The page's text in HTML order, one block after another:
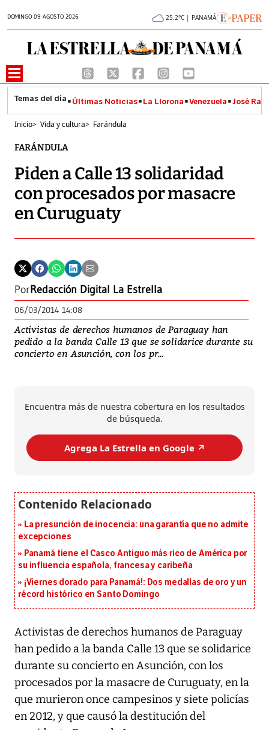
DOMINGO 09 AGOSTO 2026 25.2°C | PANAMÁ
Últimas Noticias La Llorona Venezuela José
Inicio> Vida y cultura> Farándula
FARÁNDULA
Piden a Calle 13 solidaridad
con procesados por masacre
en Curuguaty
PorRedacción Digital La Estrella
06/03/2014 14:08
Activistas de derechos humanos de Paraguay han
pedido a la banda Calle 13 que se solidarice durante su
concierto en Asunción, con los pr...
Encuentra más de nuestra cobertura en los resultados
de búsqueda.
Agrega La Estrella en Google ↗️
La presunción de inocencia: una garantía que no admite
excepciones
Panamá tiene el Casco Antiguo más rico de América por
su influencia española, francesa y caribeña
¡Viernes dorado para Panamá!: Dos medallas de oro y un
récord histórico en Santo Domingo
Activistas de derechos humanos de Paraguay
han pedido a la banda Calle 13 que se solidarice
durante su concierto en Asunción, con los
procesados por la masacre de Curuguaty, en la
que murieron once campesinos y siete policías
en 2012, y que causó la destitución del